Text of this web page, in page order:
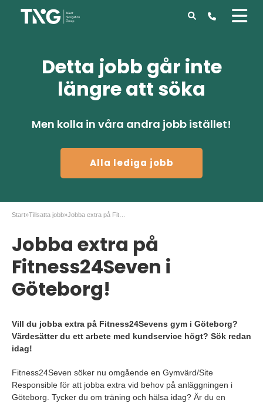
Detta jobb går inte
längre att söka
Men kolla in våra andra jobb istället!
Alla lediga jobb
Start»Tillsatta jobb»
Jobba extra på
Fitness24Seven i
Göteborg!
Vill du jobba extra på Fitness24Sevens gym i Göteborg?
Värdesätter du ett arbete med kundservice högt? Sök redan
idag!
Fitness24Seven söker nu omgående en Gymvärd/Site
Responsible för att jobba extra vid behov på anläggningen i
Göteborg. Tycker du om träning och hälsa idag? Är du en